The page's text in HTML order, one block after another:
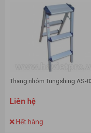
Thang nhôm Tungshing AS-
Liên hệ
Hết hàng